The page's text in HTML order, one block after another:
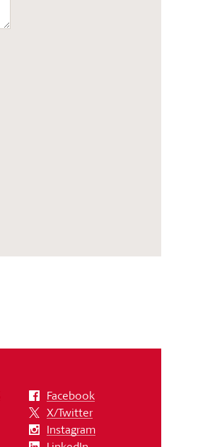
Facebook
X/Twitter
Instagram